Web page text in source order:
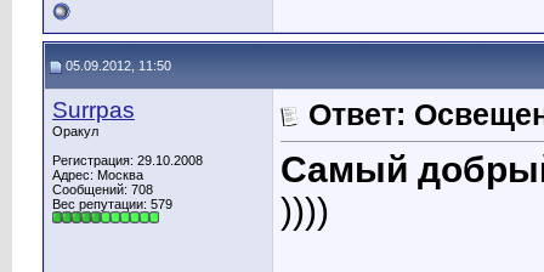
05.09.2012, 11:50
Surrpas
Оракул
Регистрация: 29.10.2008
Адрес: Москва
Сообщений: 708
Вес репутации: 579
Ответ:
Самый
))))